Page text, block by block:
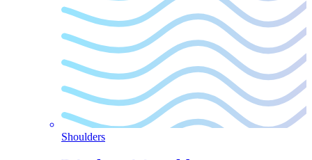
Shoulders